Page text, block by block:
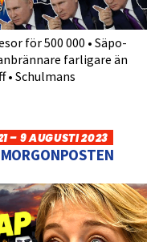
för 500 000 • Säpo-
farligare än
• Schulmans
– 9 AUGUSTI 2023